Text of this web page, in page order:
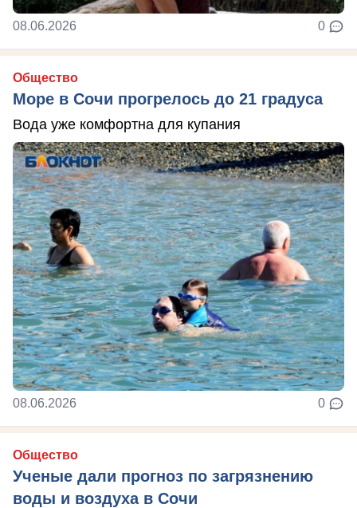
08.06.2026 0
Общество
Море в Сочи прогрелось до 21 градуса
Вода уже комфортна для купания
08.06.2026 0
Общество
Ученые дали прогноз по загрязнению
воды и воздуха в Сочи